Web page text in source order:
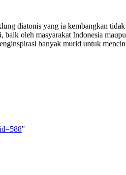
diatonis yang ia kembangkan
oleh masyarakat Indonesia
banyak murid untuk
"